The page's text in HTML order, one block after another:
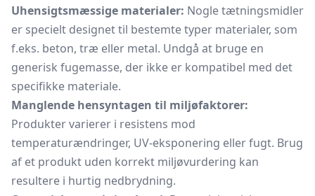
Uhensigtsmæssige materialer: Nogle tætningsmidler
er specielt designet til bestemte typer materialer, som
f.eks. beton, træ eller metal. Undgå at bruge en
generisk fugemasse, der ikke er kompatibel med det
specifikke materiale.
Manglende hensyntagen til miljøfaktorer:
Produkter varierer i resistens mod
temperaturændringer, UV-eksponering eller fugt. Brug
af et produkt uden korrekt miljøvurdering kan
resultere i hurtig nedbrydning.